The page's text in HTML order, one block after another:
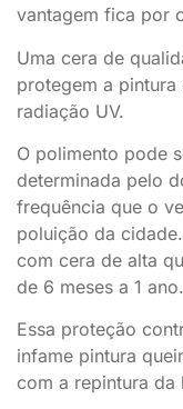
vantagem fica por
Uma cera de
protegem a
radiação UV.
O polimento pode
determinada pelo
frequência que o
poluição da
com cera de alta
de 6 meses a 1 ano.
Essa proteção
infame pintura
com a repintura da